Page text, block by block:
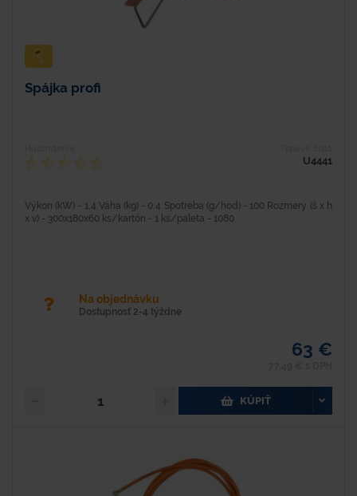
Spájka profi
U4441
Výkon (kW) - 1,4 Váha (kg) - 0,4 Spotreba (g/hod) - 100 Rozmery (š x h
x v) - 300x180x60 ks/kartón - 1 ks/paleta - 1080
Na objednávku
Dostupnosť 2-4 týždne
63 €
KÚPIŤ